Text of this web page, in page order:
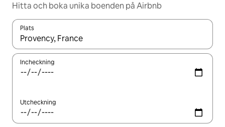
Hitta och boka unika boenden på Airbnb
Plats
När resultaten är tillgängliga kan du navigera med upp- och
Incheckning
Utcheckning